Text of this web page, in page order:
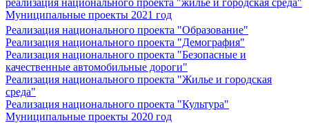
реализация национального проекта "жилье и городская среда"
Муниципальные проекты 2021 год
Реализация национального проекта "Образование"
Реализация национального проекта "Демография"
Реализация национального проекта "Безопасные и
качественные автомобильные дороги"
Реализация национального проекта "Жилье и городская
среда"
Реализация национального проекта "Культура"
Муниципальные проекты 2020 год